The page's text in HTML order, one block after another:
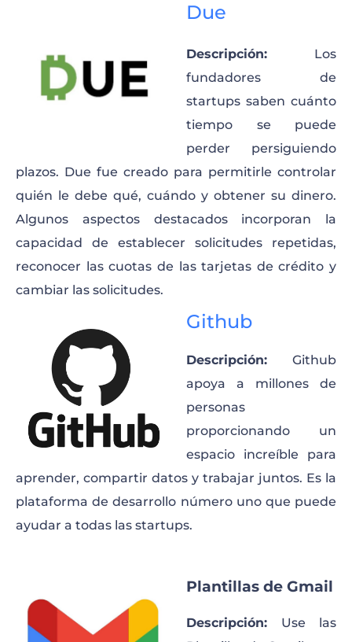
Due
Descripción: Los
fundadores de
startups saben cuánto
tiempo se puede
perder persiguiendo
plazos. Due fue creado para permitirle controlar
quién le debe qué, cuándo y obtener su dinero.
Algunos aspectos destacados incorporan la
capacidad de establecer solicitudes repetidas,
reconocer las cuotas de las tarjetas de crédito y
cambiar las solicitudes.
Github
Descripción: Github
apoya a millones de
personas
proporcionando un
espacio increíble para
aprender, compartir datos y trabajar juntos. Es la
plataforma de desarrollo número uno que puede
ayudar a todas las startups.
Plantillas de Gmail
Descripción: Use las